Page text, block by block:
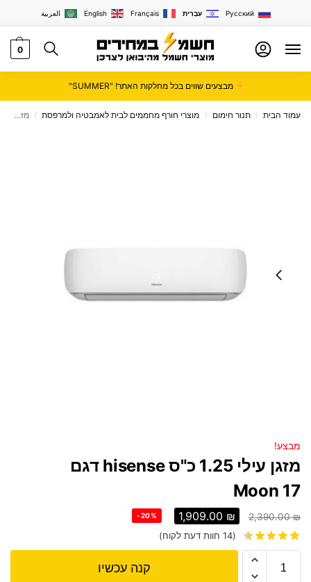
العربية English Français עִבְרִית Русский
0
מבצעים שווים בכל מחלקות האתר! "SUMMER"
עמוד הבית / תנור חימום / מוצרי חורף מחממים לבית לאמבטיה ולמרפסת / מזגן עילי 1.25 כ"ס hisense דגם Moon 17
מבצע!
מזגן עילי 1.25 כ"ס hisense דגם
Moon 17
2,390.00₪
1,909.00 ₪
-20%
(
14 חוות דעת לקוח)
קנה עכשיו